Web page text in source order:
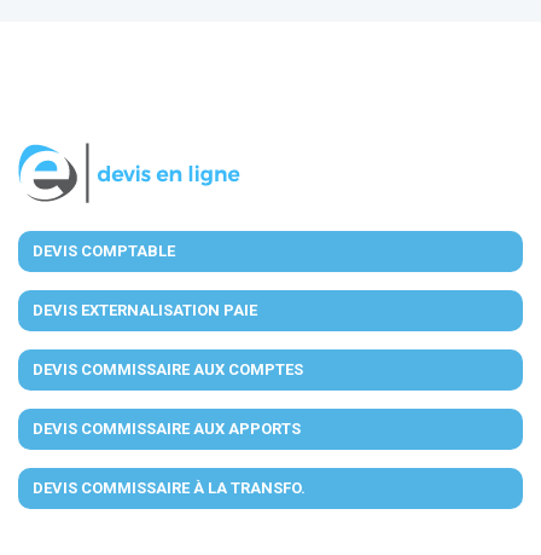
DEVIS COMPTABLE
DEVIS EXTERNALISATION PAIE
DEVIS COMMISSAIRE AUX COMPTES
DEVIS COMMISSAIRE AUX APPORTS
DEVIS COMMISSAIRE À LA TRANSFO.